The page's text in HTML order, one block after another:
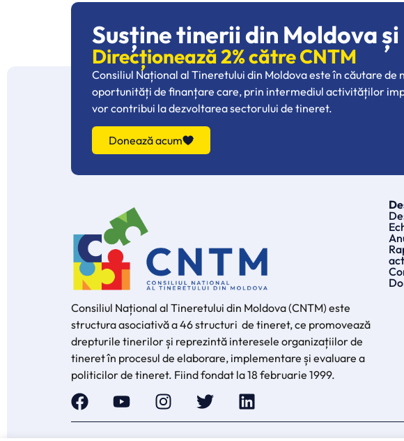
Susține tinerii din Moldova
Direcționează 2% către CNTM
Consiliul Național al Tineretului din Moldova este în căutare de
oportunități de finanțare care, prin intermediul activităților
vor contribui la dezvoltarea sectorului de tineret.
Donează acum
Consiliul Național al Tineretului din Moldova (CNTM) este
structura asociativă a 46 structuri de tineret, ce promovează
drepturile tinerilor și reprezintă interesele organizațiilor de
tineret în procesul de elaborare, implementare și evaluare a
politicilor de tineret. Fiind fondat la 18 februarie 1999.